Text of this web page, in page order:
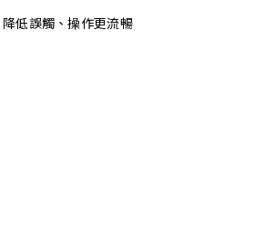
低誤觸、操作更流暢